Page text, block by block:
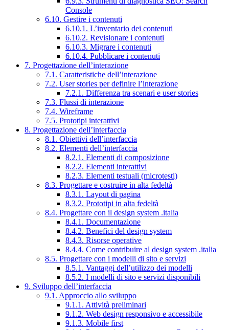
Console
6.10. Gestire i contenuti
6.10.1. L’inventario dei contenuti
6.10.2. Revisionare i contenuti
6.10.3. Migrare i contenuti
6.10.4. Pubblicare i contenuti
7. Progettazione dell’interazione
7.1. Caratteristiche dell’interazione
7.2. User stories per definire l’interazione
7.2.1. Differenza tra scenari e user stories
7.3. Flussi di interazione
7.4. Wireframe
7.5. Prototipi interattivi
8. Progettazione dell’interfaccia
8.1. Obiettivi dell’interfaccia
8.2. Elementi dell’interfaccia
8.2.1. Elementi di composizione
8.2.2. Elementi interattivi
8.2.3. Elementi testuali (microtesti)
8.3. Progettare e costruire in alta fedeltà
8.3.1. Layout di pagina
8.3.2. Prototipi in alta fedeltà
8.4. Progettare con il design system .italia
8.4.1. Documentazione
8.4.2. Benefici del design system
8.4.3. Risorse operative
8.4.4. Come contribuire al design system .italia
8.5. Progettare con i modelli di sito e servizi
8.5.1. Vantaggi dell’utilizzo dei modelli
8.5.2. I modelli di sito e servizi disponibili
9. Sviluppo dell’interfaccia
9.1. Approccio allo sviluppo
9.1.1. Attività preliminari
9.1.2. Web design responsivo e accessibile
9.1.3. Mobile first